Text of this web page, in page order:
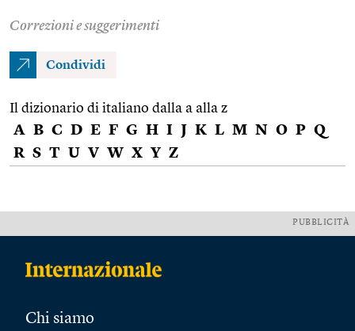
Correzioni e suggerimenti
Condividi
Il dizionario di italiano dalla a alla z
A B C D E F G H I J K L M N O P Q
R S T U V W X Y Z
PUBBLICITÀ
Chi siamo